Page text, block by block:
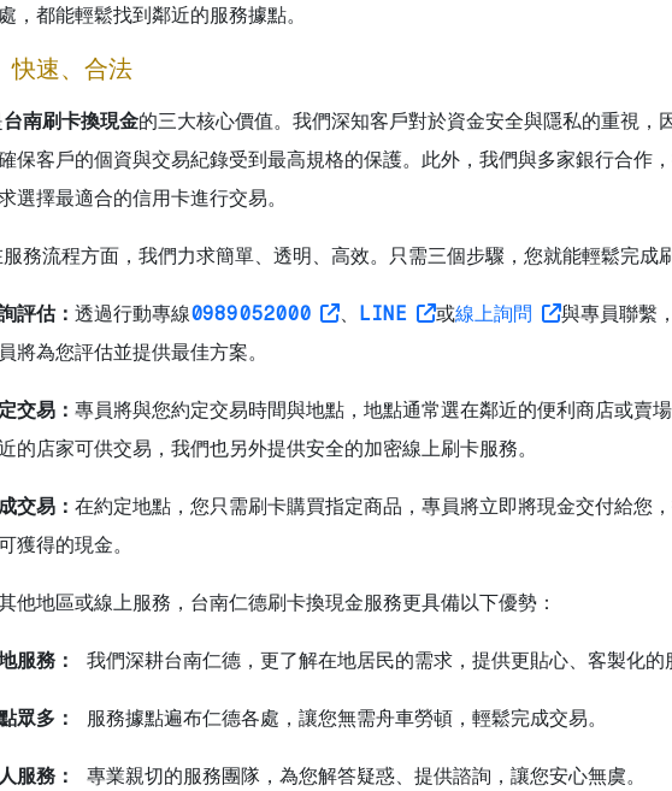
，都能輕鬆找到鄰近的服務據點。
快速、合法
台南刷卡換現金的三大核心價值。我們深知客戶對於資金安全與隱私的重視，
保客戶的個資與交易紀錄受到最高規格的保護。此外，我們與多家銀行合作
選擇最適合的信用卡進行交易。
務流程方面，我們力求簡單、透明、高效。只需三個步驟，您就能輕鬆完成
評估： 透過行動專線0989052000 、 LINE 或線上詢問
與專員聯繫
將為您評估並提供最佳方案。
交易： 專員將與您約定交易時間與地點，地點通常選在鄰近的便利商店或賣
的店家可供交易，我們也另外提供安全的加密線上刷卡服務。
交易： 在約定地點，您只需刷卡購買指定商品，專員將立即將現金交付給您
獲得的現金。
他地區或線上服務，台南仁德刷卡換現金服務更具備以下優勢：
服務： 我們深耕台南仁德，更了解在地居民的需求，提供更貼心、客製化的
眾多： 服務據點遍布仁德各處，讓您無需舟車勞頓，輕鬆完成交易。
服務： 專業親切的服務團隊，為您解答疑惑、提供諮詢，讓您安心無虞。